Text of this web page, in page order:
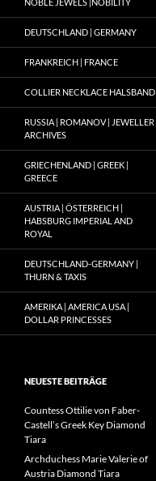
DEUTSCHLAND | GERMANY
FRANKREICH | FRANCE
COLLIER NECKLACE HALSBAND
RUSSIA | ROMANOV | JEWELLER
ARCHIVES
GRIECHENLAND | GREEK |
GREECE
AUSTRIA | ÖSTERREICH |
HABSBURG IMPERIAL AND
ROYAL
DEUTSCHLAND-GERMANY |
THURN & TAXIS
AMERIKA | AMERICA USA |
DOLLAR PRINCESSES
NEUESTE BEITRÄGE
Countess Ottilie von Faber-
Castell’s Greek Key Diamond
Tiara
Archduchess Marie Valerie of
Austria Diamond Tiara